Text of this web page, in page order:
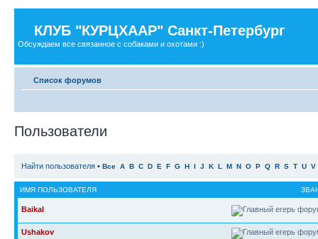
КЛУБ "КУРЦХААР" Санкт-Петербург
Обсуждаем все связанное с собаками и охотами :)
Список форумов
Пользователи
Найти пользователя • Все A B C D E F G H I J K L M N O P Q R S T U V
ИМЯ ПОЛЬЗОВАТЕЛЯ
Baikal
Ushakov